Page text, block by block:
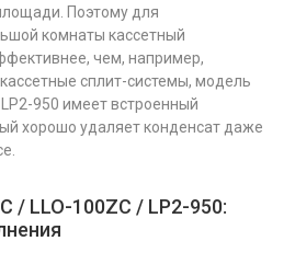
Поэтому для
комнаты кассетный
чем, например,
сплит-системы, модель
950 имеет встроенный
хорошо удаляет конденсат даже
/ LLO-100ZС / LP2-950: